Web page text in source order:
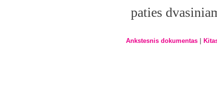
paties
Ankstesnis dokumentas |